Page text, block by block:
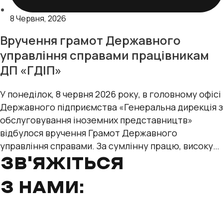
8 Червня, 2026
Вручення грамот Державного
управління справами працівникам
ДП «ГДІП»
У понеділок, 8 червня 2026 року, в головному офісі
Державного підприємства «Генеральна дирекція з
обслуговування іноземних представництв»
відбулося вручення Грамот Державного
управління справами. За сумлінну працю, високу
професійну майстерність, старанне
ЗВ'ЯЖІТЬСЯ
З НАМИ: